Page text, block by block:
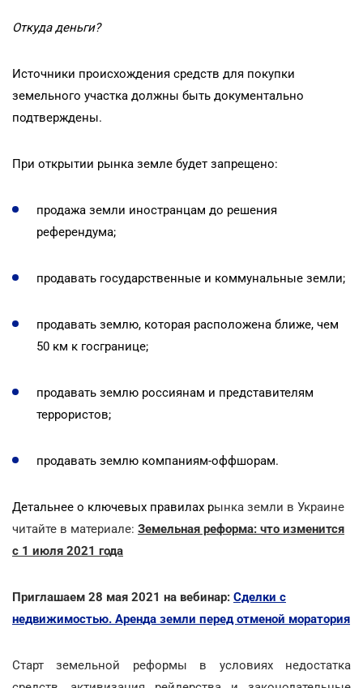
Откуда деньги?
Источники происхождения средств для покупки
земельного участка должны быть документально
подтверждены.
При открытии рынка земле будет запрещено:
продажа земли иностранцам до решения
референдума;
продавать государственные и коммунальные земли;
продавать землю, которая расположена ближе, чем
50 км к госгранице;
продавать землю россиянам и представителям
террористов;
продавать землю компаниям-оффшорам.
Детальнее о ключевых правилах рынка земли в Украине
читайте в материале: Земельная реформа: что изменится
с 1 июля 2021 года
Приглашаем 28 мая 2021 на вебинар: Сделки с
недвижимостью. Аренда земли перед отменой моратория
Старт земельной реформы в условиях недостатка